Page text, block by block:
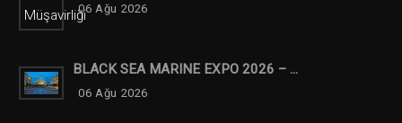
06 Ağu 2026
BLACK SEA MARINE EXPO 2026 – ...
06 Ağu 2026